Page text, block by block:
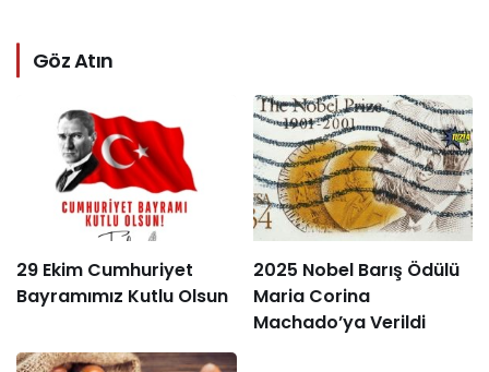
Göz Atın
29 Ekim Cumhuriyet
Bayramımız Kutlu Olsun
2025 Nobel Barış Ödülü
Maria Corina
Machado’ya Verildi